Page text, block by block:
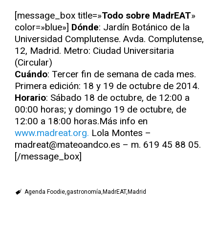
[message_box title=»Todo sobre MadrEAT»
color=»blue»] Dónde: Jardín Botánico de la
Universidad Complutense. Avda. Complutense,
12, Madrid. Metro: Ciudad Universitaria
(Circular)
Cuándo: Tercer fin de semana de cada mes.
Primera edición: 18 y 19 de octubre de 2014.
Horario: Sábado 18 de octubre, de 12:00 a
00:00 horas; y domingo 19 de octubre, de
12:00 a 18:00 horas.Más info en
www.madreat.org. Lola Montes –
madreat@mateoandco.es – m. 619 45 88 05.
[/message_box]
Agenda Foodie gastronomía MadrEAT Madrid